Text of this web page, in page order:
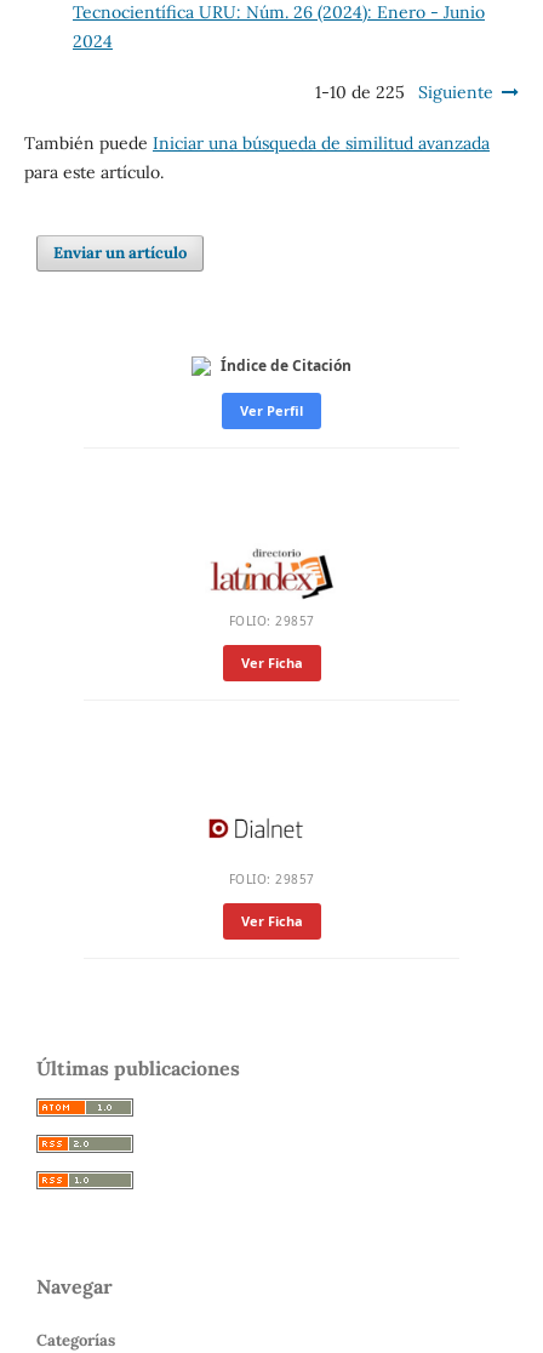
Tecnocientífica URU: Núm. 26 (2024): Enero - Junio
2024
1-10 de 225 Siguiente
También puede Iniciar una búsqueda de similitud avanzada
para este artículo.
Enviar un artículo
Índice de Citación
Ver Perfil
FOLIO: 29857
Ver Ficha
FOLIO: 29857
Ver Ficha
Últimas publicaciones
Navegar
Categorías